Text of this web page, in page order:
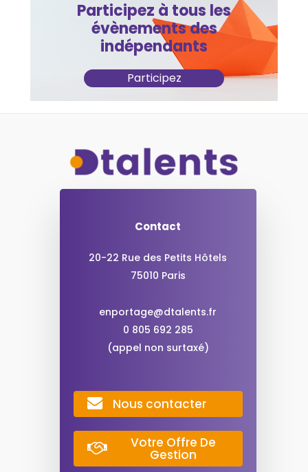
Participez à tous les
évènements des
indépendants
Participez
Contact
20-22 Rue des Petits Hôtels
75010 Paris
enportage@dtalents.fr
0 805 692 285
(appel non surtaxé)
Nous contacter
Votre Offre De
Gestion